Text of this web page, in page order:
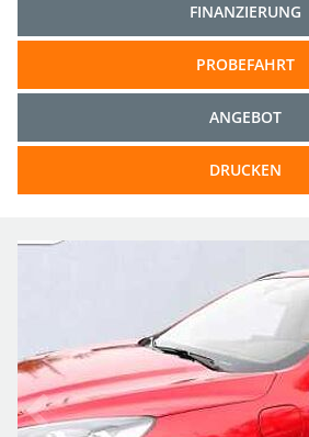
FINANZIERUNG
PROBEFAHRT
ANGEBOT
DRUCKEN